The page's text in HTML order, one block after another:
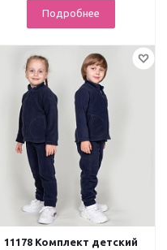
Подробнее
11178 Комплект детский